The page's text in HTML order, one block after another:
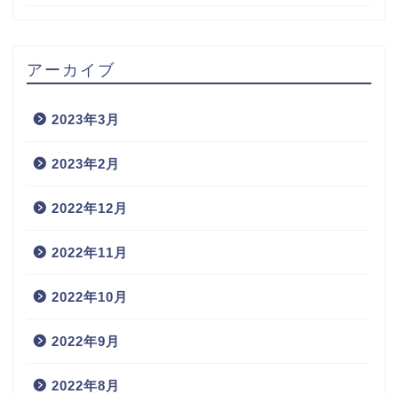
アーカイブ
2023年3月
2023年2月
2022年12月
2022年11月
2022年10月
2022年9月
2022年8月